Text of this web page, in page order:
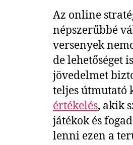
Az online
népszerűbbé
versenyek
de lehetőséget
jövedelmet
teljes útmutató
értékelés, akik
játékok és
lenni ezen a